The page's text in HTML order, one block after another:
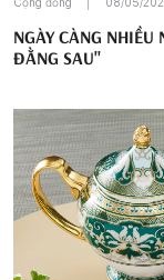
NGÀY CÀNG
ĐẰNG SAU"